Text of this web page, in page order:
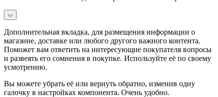
Дополнительная вкладка, для размещения информации о
магазине, доставке или любого другого важного контента.
Поможет вам ответить на интересующие покупателя вопросы
и развеять его сомнения в покупке. Используйте её по своему
усмотрению.
Вы можете убрать её или вернуть обратно, изменив одну
галочку в настройках компонента. Очень удобно.